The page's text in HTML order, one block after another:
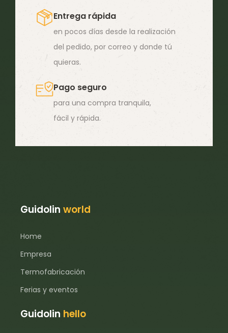
Entrega rápida
en pocos días desde la realización
del pedido, por correo y donde tú
quieras.
Pago seguro
para una compra tranquila,
fácil y rápida.
Guidolinworld
Home
Empresa
Termofabricación
Ferias y eventos
Guidolin hello